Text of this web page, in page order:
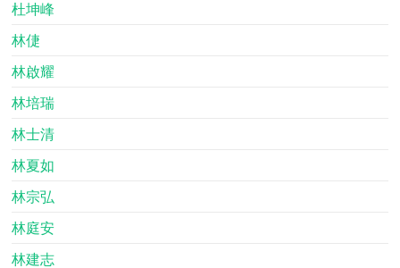
杜坤峰
林倢
林啟耀
林培瑞
林士清
林夏如
林宗弘
林庭安
林建志